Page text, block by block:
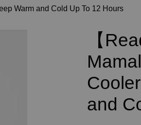
Warm and Cold Up To 12 Hours
【
and